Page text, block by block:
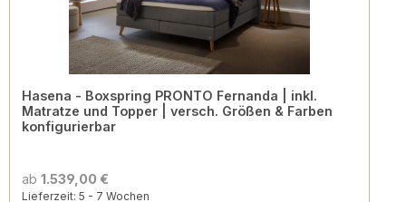
Hasena - Boxspring PRONTO Fernanda | inkl.
Matratze und Topper | versch. Größen & Farben
konfigurierbar
ab 1.539,00 €
Lieferzeit: 5 - 7 Wochen